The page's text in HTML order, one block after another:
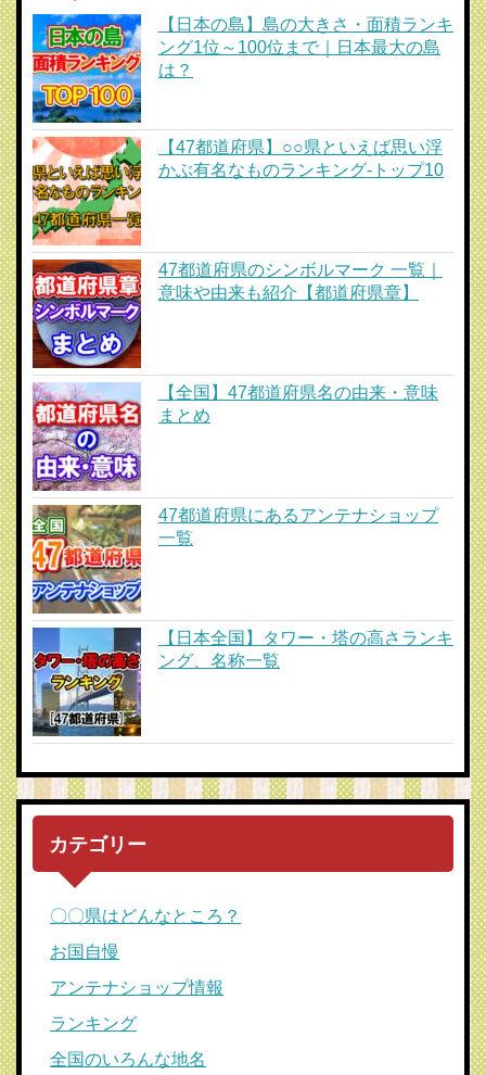
【日本の島】島の大きさ・面積ランキ
ング1位～100位まで｜日本最大の島
は？
【47都道府県】○○県といえば思い浮
かぶ有名なものランキング-トップ10
47都道府県のシンボルマーク 一覧｜
意味や由来も紹介【都道府県章】
【全国】47都道府県名の由来・意味
まとめ
47都道府県にあるアンテナショップ
一覧
【日本全国】タワー・塔の高さランキ
ング、名称一覧
カテゴリー
〇〇県はどんなところ？
お国自慢
アンテナショップ情報
ランキング
全国のいろんな地名